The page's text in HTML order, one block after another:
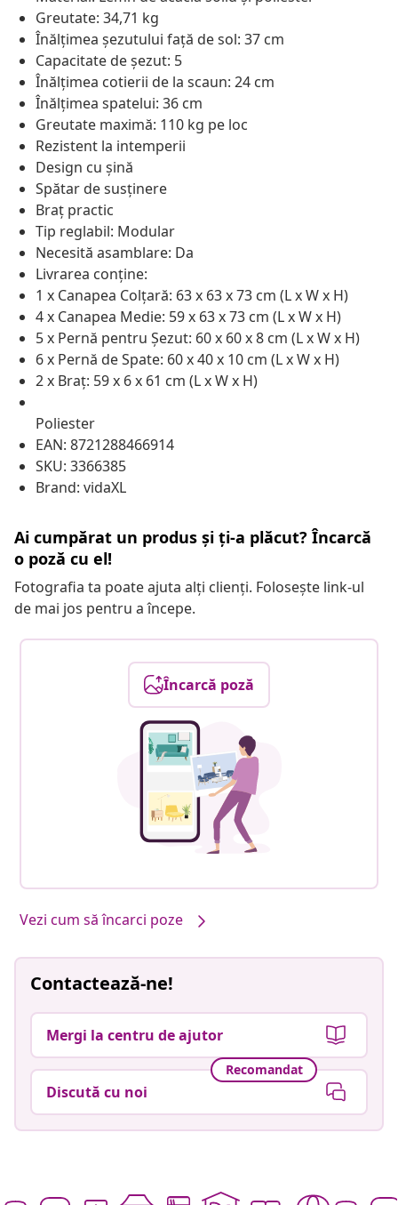
Greutate: 34,71 kg
Înălțimea șezutului față de sol: 37 cm
Capacitate de șezut: 5
Înălțimea cotierii de la scaun: 24 cm
Înălțimea spatelui: 36 cm
Greutate maximă: 110 kg pe loc
Rezistent la intemperii
Design cu șină
Spătar de susținere
Braț practic
Tip reglabil: Modular
Necesită asamblare: Da
Livrarea conține:
1 x Canapea Colțară: 63 x 63 x 73 cm (L x W x H)
4 x Canapea Medie: 59 x 63 x 73 cm (L x W x H)
5 x Pernă pentru Șezut: 60 x 60 x 8 cm (L x W x H)
6 x Pernă de Spate: 60 x 40 x 10 cm (L x W x H)
2 x Braț: 59 x 6 x 61 cm (L x W x H)
Poliester
EAN: 8721288466914
SKU: 3366385
Brand: vidaXL
Ai cumpărat un produs și ți-a plăcut? Încarcă
o poză cu el!
Fotografia ta poate ajuta alți clienți. Folosește link-ul
de mai jos pentru a începe.
Încarcă poză
Vezi cum să încarci poze
Contactează-ne!
Mergi la centru de ajutor
Recomandat
Discută cu noi